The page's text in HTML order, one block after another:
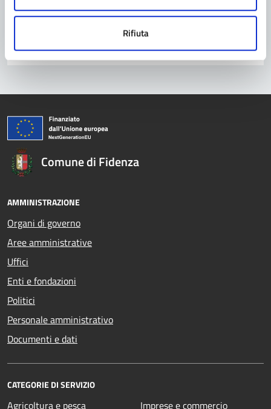
Rifiuta
Problemi in città
Comune di Fidenza
AMMINISTRAZIONE
Organi di governo
Aree amministrative
Uffici
Enti e fondazioni
Politici
Personale amministrativo
Documenti e dati
CATEGORIE DI SERVIZIO
Agricoltura e pesca
Imprese e commercio